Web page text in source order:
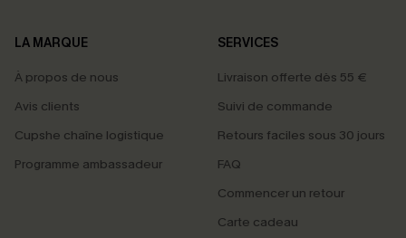
LA MARQUE
À propos de nous
Avis clients
Cupshe chaîne logistique
Programme ambassadeur
SERVICES
Livraison offerte dès 55 €
Suivi de commande
Retours faciles sous 30 jours
FAQ
Commencer un retour
Carte cadeau